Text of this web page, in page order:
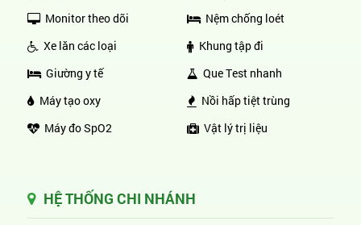
Monitor theo dõi
Xe lăn các loại
Giường y tế
Máy tạo oxy
Máy đo SpO2
Nệm chống loét
Khung tập đi
Que Test nhanh
Nồi hấp tiệt trùng
Vật lý trị liệu
HỆ THỐNG CHI NHÁNH